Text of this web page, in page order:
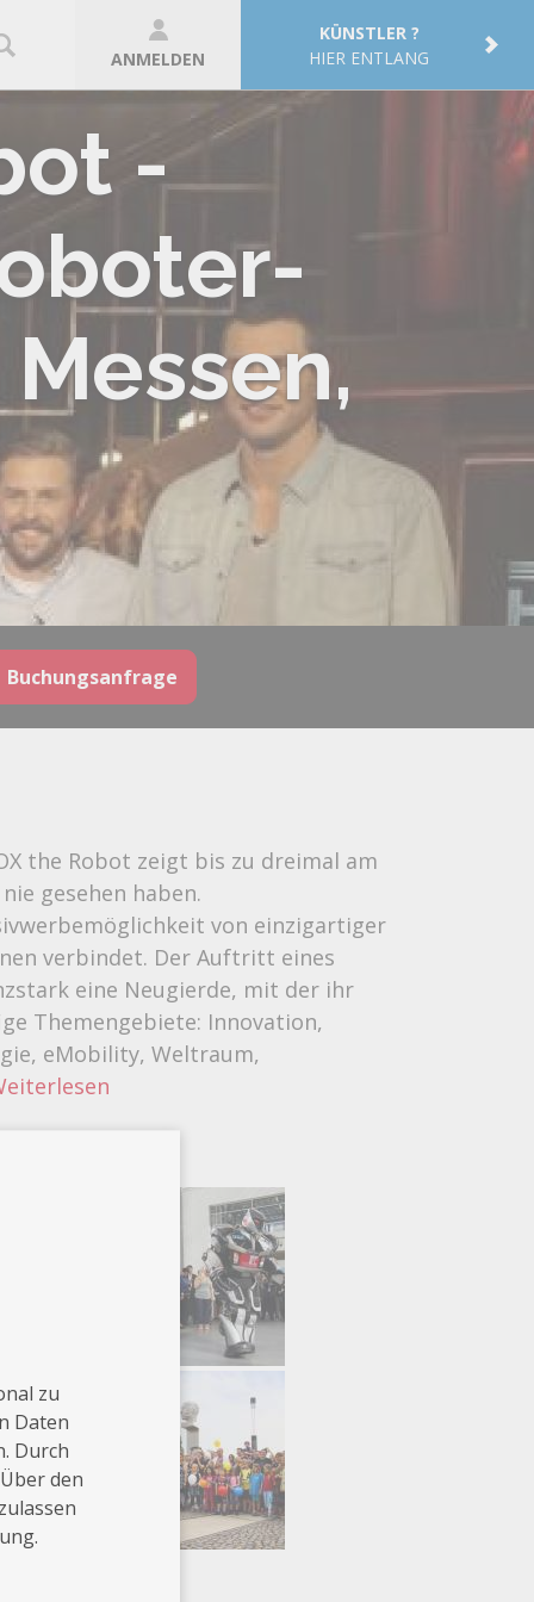
ANMELDEN
KÜNSTLER ?
HIER ENTLANG
-
Buchungsanfrage
the Robot zeigt bis zu dreimal am
gesehen haben.
von einzigartiger
verbindet. Der Auftritt eines
eine Neugierde, mit der ihr
Themengebiete: Innovation,
eMobility, Weltraum,
zu
Daten
Durch
den